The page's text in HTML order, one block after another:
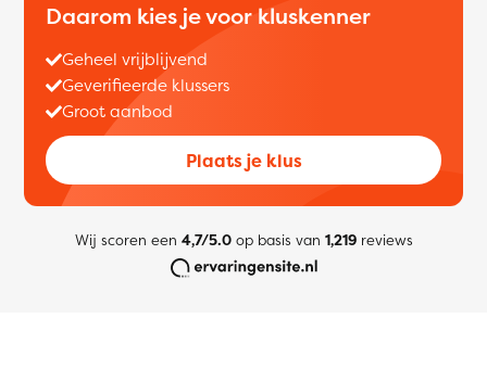
Daarom kies je voor kluskenner
Geheel vrijblijvend
Geverifieerde klussers
Groot aanbod
Plaats je klus
Wij scoren een 4,7/5.0op basis van 1,219reviews